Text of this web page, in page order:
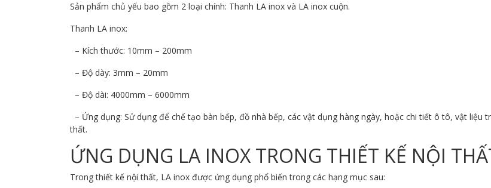
Sản phẩm chủ yếu bao gồm 2 loại chính: Thanh LA inox và LA inox cuộn.
Thanh LA inox:
– Kích thước: 10mm – 200mm
– Độ dày: 3mm – 20mm
– Độ dài: 4000mm – 6000mm
– Ứng dụng: Sử dụng để chế tạo bàn bếp, đồ nhà bếp, các vật dụng hàng ngày, hoặc chi tiết ô tô, vật liệu
thất.
ỨNG DỤNG LA INOX TRONG THIẾT KẾ NỘI
Trong thiết kế nội thất, LA inox được ứng dụng phổ biến trong các hạng mục sau: